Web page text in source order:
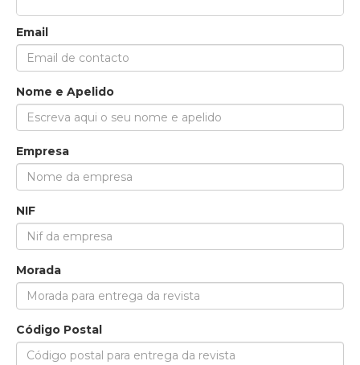
Email
Nome e Apelido
Empresa
NIF
Morada
Código Postal